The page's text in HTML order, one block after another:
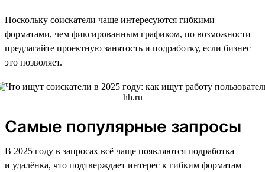
Поскольку соискатели чаще интересуются гибкими
форматами, чем фиксированным графиком, по возможности
предлагайте проектную занятость и подработку, если бизнес
это позволяет.
Самые популярные запросы
В 2025 году в запросах всё чаще появляются подработка
и удалёнка, что подтверждает интерес к гибким форматам